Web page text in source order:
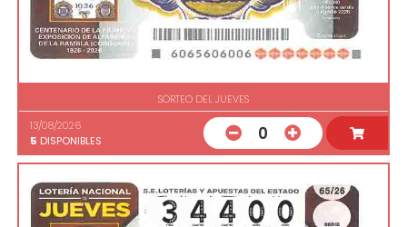
SORTEO DEL JUEVES
13/08/2026
5 DISPONIBLES 0